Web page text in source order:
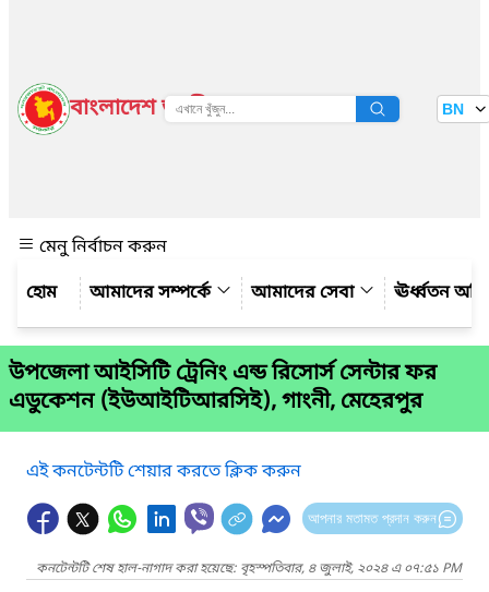
বাংলাদেশ জাতীয় তথ্য বাতায়ন BN
মেনু নির্বাচন করুন
আমাদের সম্পর্কে
আমাদের সেবা ঊর্ধ্বতন
উপজেলা আইসিটি ট্রেনিং এন্ড রিসোর্স সেন্টার ফর
এডুকেশন (ইউআইটিআরসিই), গাংনী, মেহেরপুর
এই কনটেন্টটি শেয়ার করতে ক্লিক করুন
আপনার মতামত প্রদান করুন
কনটেন্টটি শেষ হাল-নাগাদ করা হয়েছে: বৃহস্পতিবার, ৪ জুলাই, ২০২৪ এ ০৭:৫১ PM